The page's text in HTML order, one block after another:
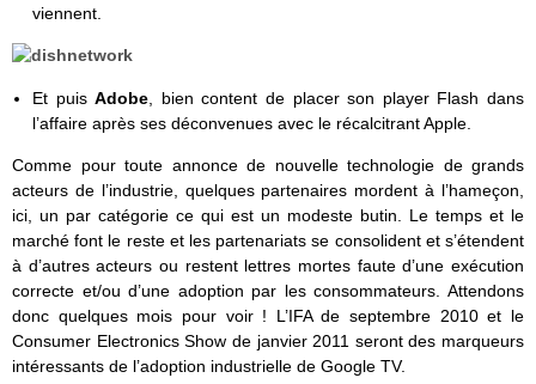
viennent.
Et puisAdobe , bien content de placer son player Flash dans
l’affaire après ses déconvenues avec le récalcitrant Apple.
Comme pour toute annonce de nouvelle technologie de grands
acteurs de l’industrie, quelques partenaires mordent à l’hameçon,
ici, un par catégorie ce qui est un modeste butin. Le temps et le
marché font le reste et les partenariats se consolident et s’étendent
à d’autres acteurs ou restent lettres mortes faute d’une exécution
correcte et/ou d’une adoption par les consommateurs. Attendons
donc quelques mois pour voir ! L’IFA de septembre 2010 et le
Consumer Electronics Show de janvier 2011 seront des marqueurs
intéressants de l’adoption industrielle de Google TV.